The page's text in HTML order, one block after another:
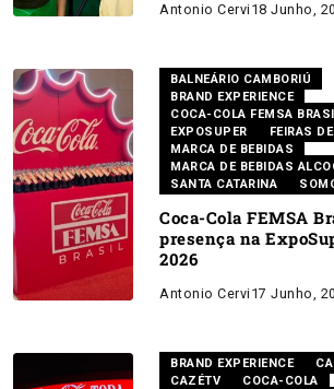
Antonio Cervi 18 Junho,
BALNEÁRIO CAMBORIÚ
BRAND EXPERIENCE
COCA-COLA FEMSA
EXPOSUPER
FEIRAS
MARCA DE BEBIDAS
MARCA DE BEBIDAS
SANTA CATARINA
Coca-Cola FEMSA
presença na
2026
Antonio Cervi 17 Junho,
BRAND EXPERIENCE
CAZÉTV
COCA-COLA